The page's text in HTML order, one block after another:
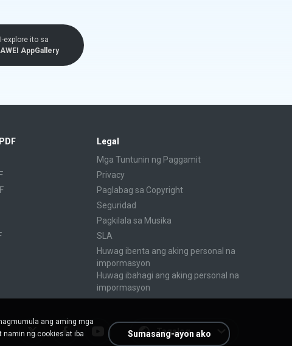
I-explore ito sa
AppGallery
Legal
Mga Tuntunin ng Paggamit
Privacy
Paglabag sa Copyright
Seguridad
Pagkilala sa Musika
SLA
Huwag ibenta ang aking personal na
impormasyon
Huwag ibahagi ang aking personal na
impormasyon
Tagalog
ang aming mga
namin ng cookies at iba
Sumasang-ayon ako